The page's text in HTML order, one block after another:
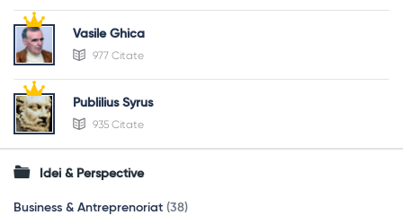
Vasile Ghica
977 Citate
Publilius Syrus
935 Citate
Idei & Perspective
Business & Antreprenoriat (38)